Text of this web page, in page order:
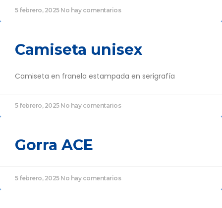
5 febrero, 2025 No hay comentarios
Camiseta unisex
Camiseta en franela estampada en serigrafía
5 febrero, 2025 No hay comentarios
Gorra ACE
5 febrero, 2025 No hay comentarios